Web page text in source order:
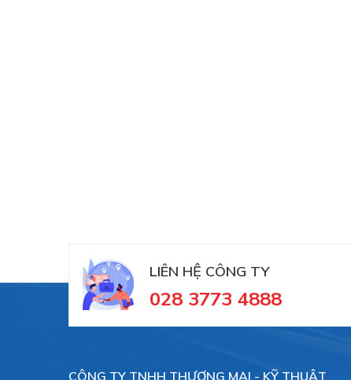
LIÊN HỆ CÔNG TY
028 3773 4888
CÔNG TY TNHH THƯƠNG MẠI - KỸ THUẬT